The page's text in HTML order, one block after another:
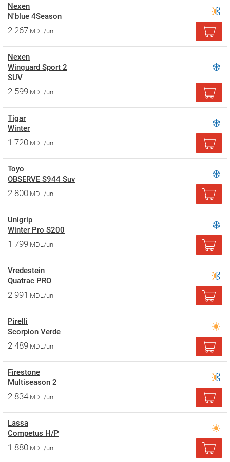
Nexen
N'blue 4Season
2 267 MDL/un
Nexen
Winguard Sport 2
SUV
2 599 MDL/un
Tigar
Winter
1 720 MDL/un
Toyo
OBSERVE S944 Suv
2 800 MDL/un
Unigrip
Winter Pro S200
1 799 MDL/un
Vredestein
Quatrac PRO
2 991 MDL/un
Pirelli
Scorpion Verde
2 489 MDL/un
Firestone
Multiseason 2
2 834 MDL/un
Lassa
Competus H/P
1 880 MDL/un